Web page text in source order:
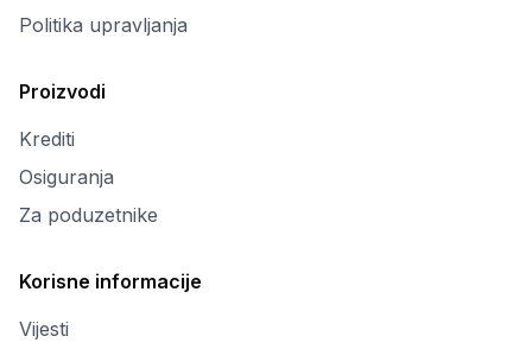
Politika upravljanja
Proizvodi
Krediti
Osiguranja
Za poduzetnike
Korisne informacije
Vijesti